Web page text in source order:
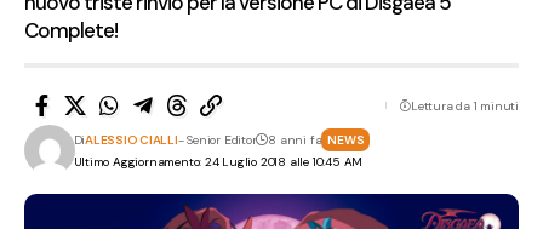
Complete!
Ultimo Aggiornamento: 24 Luglio 2018 alle 10:45 AM
DiALESSIO CIALLI- Senior Editor 8 anni fa NEWS
Lettura da 1 minuti